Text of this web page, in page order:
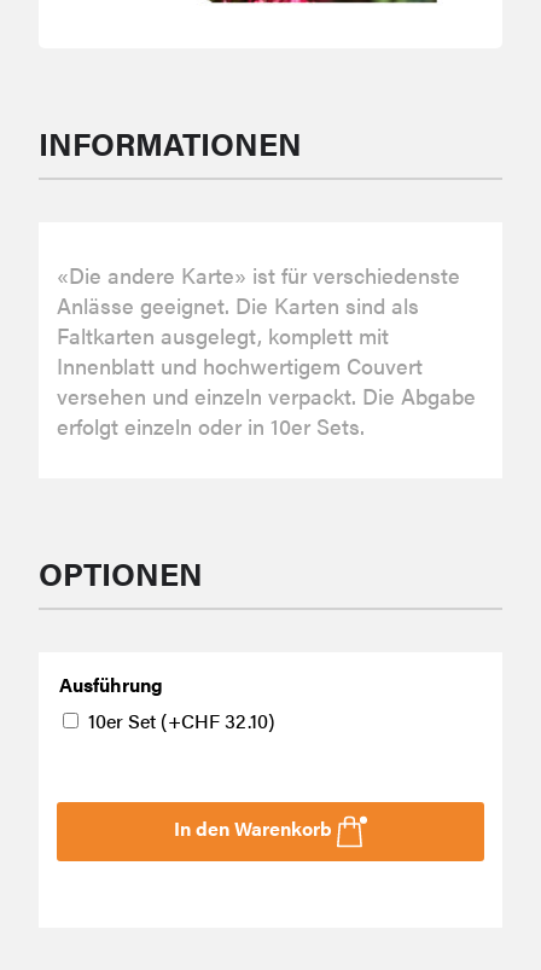
INFORMATIONEN
«Die andere Karte» ist für verschiedenste
Anlässe geeignet. Die Karten sind als
Faltkarten ausgelegt, komplett mit
Innenblatt und hochwertigem Couvert
versehen und einzeln verpackt. Die Abgabe
erfolgt einzeln oder in 10er Sets.
OPTIONEN
Ausführung
10er Set (+CHF32.10)
In den Warenkorb